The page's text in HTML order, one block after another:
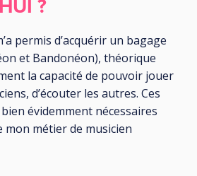
permis d’acquérir un bagage
et Bandonéon), théorique
la capacité de pouvoir jouer
d’écouter les autres. Ces
évidemment nécessaires
mon métier de musicien